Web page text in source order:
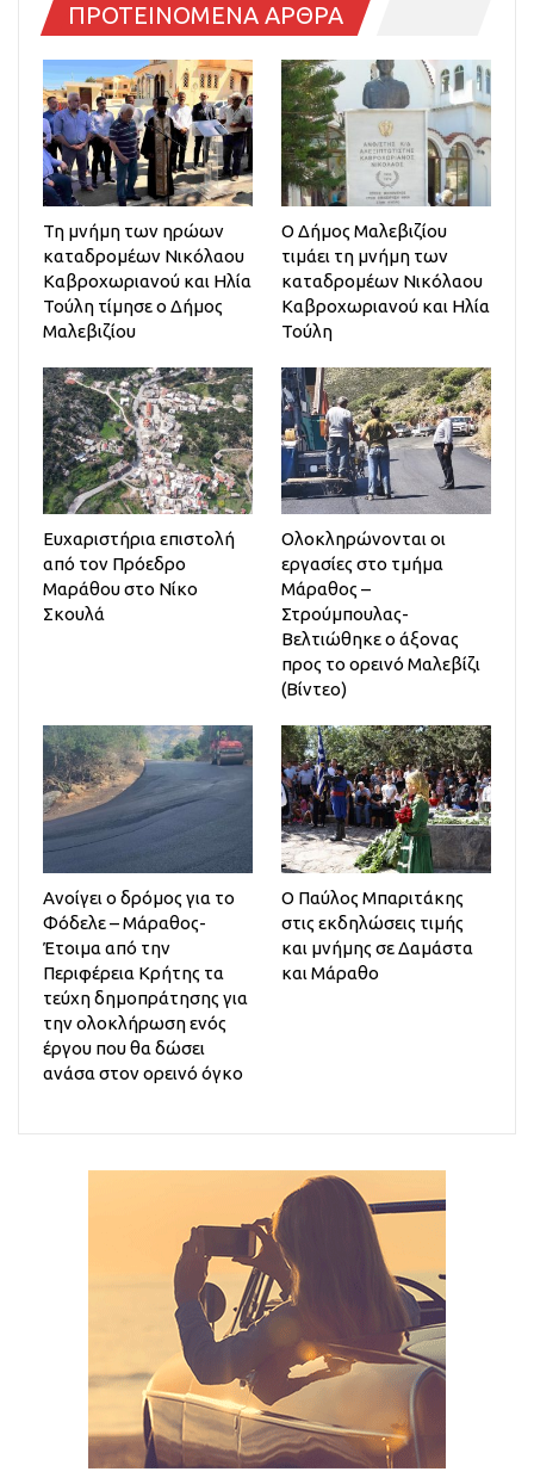
ΠΡΟΤΕΙΝΟΜΕΝΑ ΑΡΘΡΑ
Τη μνήμη των ηρώων
καταδρομέων Νικόλαου
Καβροχωριανού και Ηλία
Τούλη τίμησε ο Δήμος
Μαλεβιζίου
Ο Δήμος Μαλεβιζίου
τιμάει τη μνήμη των
καταδρομέων Νικόλαου
Καβροχωριανού και Ηλία
Τούλη
Ευχαριστήρια επιστολή
από τον Πρόεδρο
Μαράθου στο Νίκο
Σκουλά
Ολοκληρώνονται οι
εργασίες στο τμήμα
Μάραθος –
Στρούμπουλας-
Βελτιώθηκε ο άξονας
προς το ορεινό Μαλεβίζι
(Βίντεο)
Ανοίγει ο δρόμος για το
Φόδελε – Μάραθος-
Έτοιμα από την
Περιφέρεια Κρήτης τα
τεύχη δημοπράτησης για
την ολοκλήρωση ενός
έργου που θα δώσει
ανάσα στον ορεινό όγκο
Ο Παύλος Μπαριτάκης
στις εκδηλώσεις τιμής
και μνήμης σε Δαμάστα
και Μάραθο